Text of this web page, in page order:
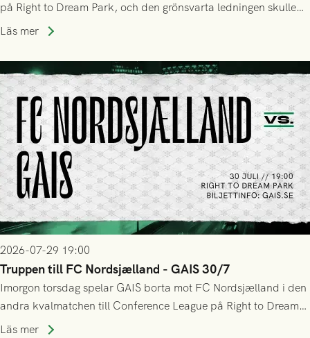
på Right to Dream Park, och den grönsvarta ledningen skulle
upphöra efter mindre än kvarten spelad. På lika mark visade
tennissiffror och det grönsvarta europaäventyret tog slut.
Läs mer
2026-07-29 19:00
Truppen till FC Nordsjælland - GAIS 30/7
Imorgon torsdag spelar GAIS borta mot FC Nordsjælland i den
andra kvalmatchen till Conference League på Right to Dream
Park! Fredrik Holmberg och ledarstaben har tagit ut följande
Läs mer